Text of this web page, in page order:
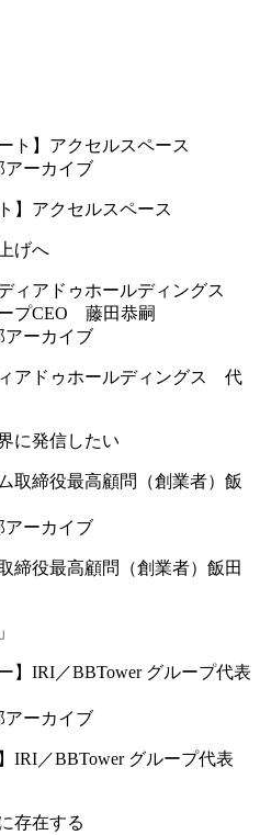
アーカイブ
】アクセルスペース
げへ
アーカイブ
ィアドゥホールディングス 代
に発信したい
アーカイブ
締役最高顧問（創業者）飯田
アーカイブ
IRI／BBTower グループ代表
存在する